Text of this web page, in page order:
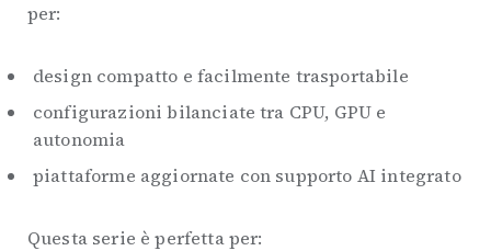
per:
design compatto e facilmente trasportabile
configurazioni bilanciate tra CPU, GPU e
autonomia
piattaforme aggiornate con supporto AI integrato
Questa serie è perfetta per: